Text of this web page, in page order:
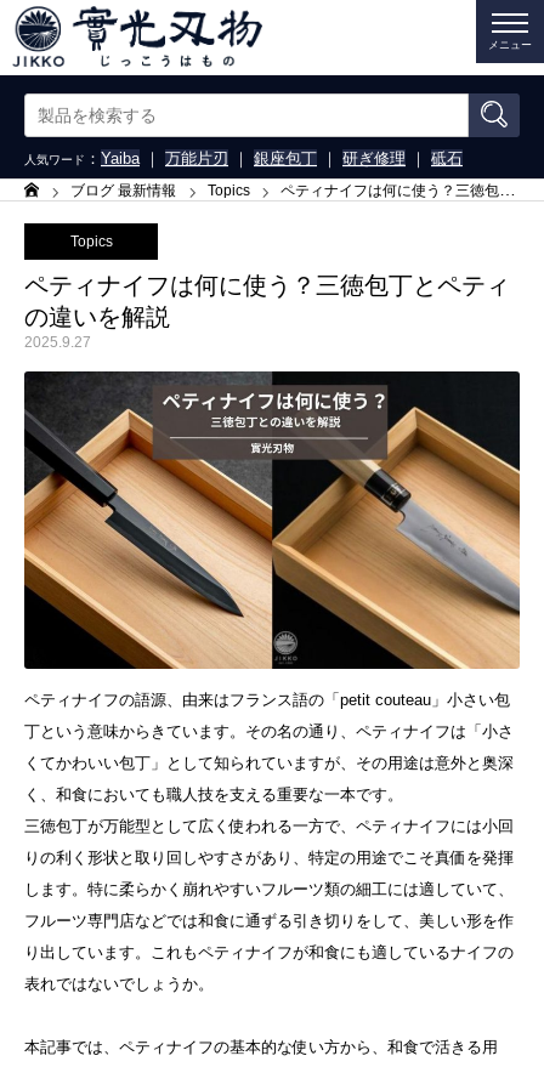
メニュー
人気ワード ： Yaiba｜ 万能片刃 ｜ 銀座包丁 ｜ 研ぎ修理 ｜ 砥石
ーム ブログ 最新情報 Topics ペティナイフは何に使う？三徳包丁とペティの違いを解説
Topics
ペティナイフは何に使う？三徳包丁とペティ
の違いを解説
2025.9.27
ペティナイフの語源、由来はフランス語の「petit couteau」小さい包
丁という意味からきています。その名の通り、ペティナイフは「小さ
くてかわいい包丁」として知られていますが、その用途は意外と奥深
く、和食においても職人技を支える重要な一本です。
三徳包丁が万能型として広く使われる一方で、ペティナイフには小回
りの利く形状と取り回しやすさがあり、特定の用途でこそ真価を発揮
します。特に柔らかく崩れやすいフルーツ類の細工には適していて、
フルーツ専門店などでは和食に通ずる引き切りをして、美しい形を作
り出しています。これもペティナイフが和食にも適しているナイフの
表れではないでしょうか。
本記事では、ペティナイフの基本的な使い方から、和食で活きる用